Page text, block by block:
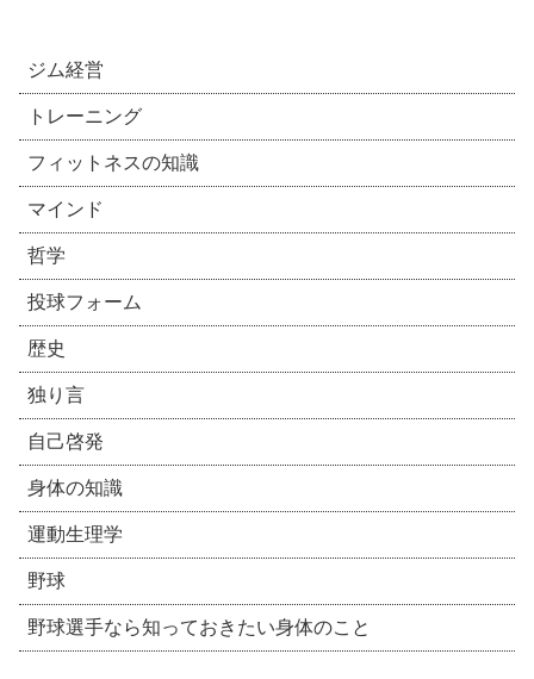
ジム経営
トレーニング
フィットネスの知識
マインド
哲学
投球フォーム
歴史
独り言
自己啓発
身体の知識
運動生理学
野球
野球選手なら知っておきたい身体のこと